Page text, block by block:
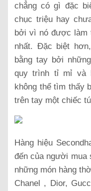
chẳng có gì đặc
chục triệu hay
bởi vì nó được làm
nhất. Đặc biệt
bằng tay bởi
quy trình tỉ mỉ và
không thể tìm thấy
trên tay một chiếc
Hàng hiệu
đến của người mua
những món hàng
Chanel , Dior,